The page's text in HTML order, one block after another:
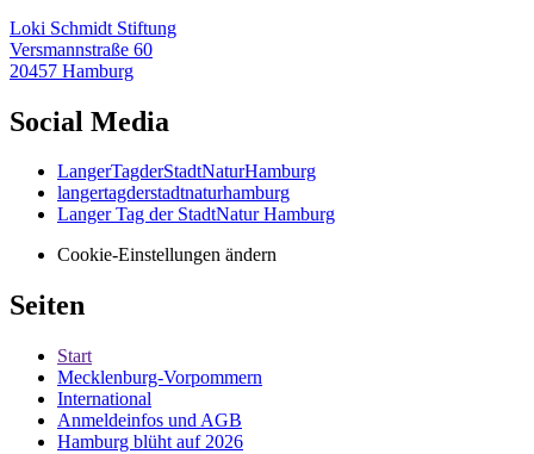
Loki Schmidt Stiftung
Versmannstraße 60
20457 Hamburg
Social Media
LangerTagderStadtNaturHamburg
langertagderstadtnaturhamburg
Langer Tag der StadtNatur Hamburg
Cookie-Einstellungen ändern
Seiten
Start
Mecklenburg-Vorpommern
International
Anmeldeinfos und AGB
Hamburg blüht auf 2026